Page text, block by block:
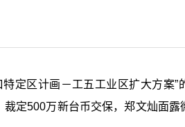
定区计画－工五工业区扩大方案”
定500万新台币交保，郑文灿面露